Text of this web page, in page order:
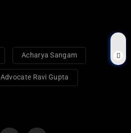
Acharya Sangam
Advocate Ravi Gupta